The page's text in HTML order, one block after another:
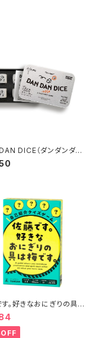
DICE（ダンダンダイ
。好きなおにぎりの具は